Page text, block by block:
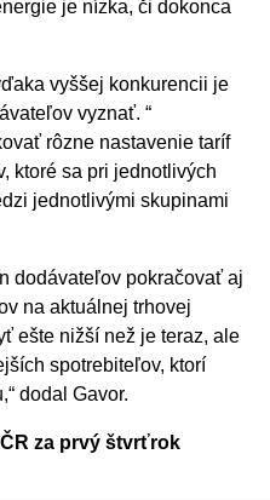
je nízka, či dokonca
vyššej konkurencii je
vyznať. “
rôzne nastavenie taríf
ktoré sa pri jednotlivých
jednotlivými skupinami
dodávateľov pokračovať aj
na aktuálnej trhovej
ešte nižší než je teraz, ale
spotrebiteľov, ktorí
dodal Gavor.
za prvý štvrťrok